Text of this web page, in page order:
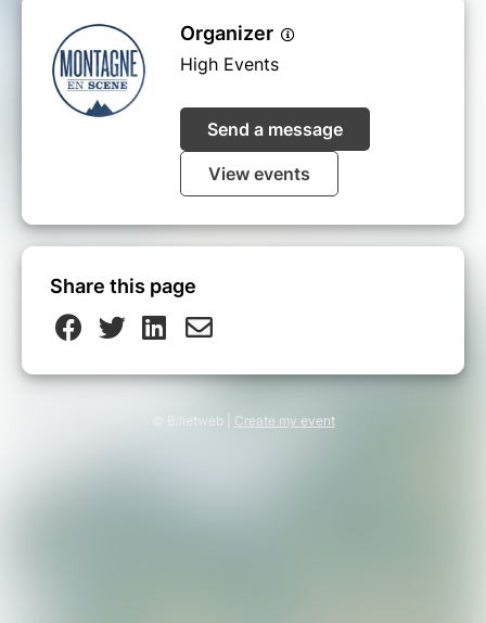
Organizer
High Events
Send a message
View events
Share this page
© Billetweb | Create my event